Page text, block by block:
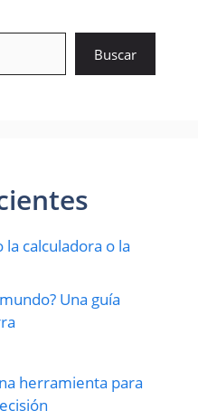
Buscar
la calculadora o la
Una guía
herramienta para